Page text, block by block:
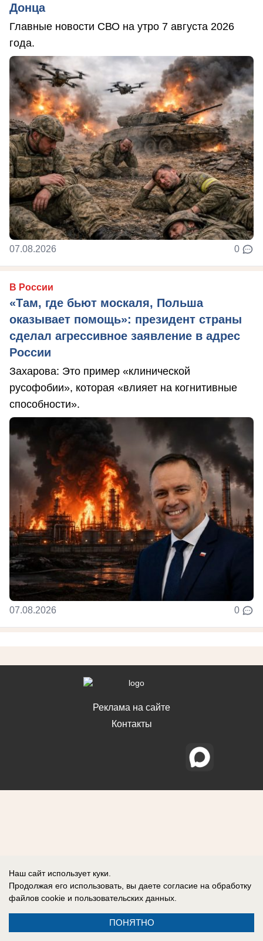
Донца
Главные новости СВО на утро 7 августа 2026
года.
07.08.2026 0
В России
«Там, где бьют москаля, Польша
оказывает помощь»: президент страны
сделал агрессивное заявление в адрес
России
Захарова: Это пример «клинической
русофобии», которая «влияет на когнитивные
способности».
07.08.2026 0
Реклама на сайте
Контакты
Наш сайт использует куки.
Продолжая его использовать, вы даете согласие на обработку
файлов cookie и пользовательских данных.
ПОНЯТНО